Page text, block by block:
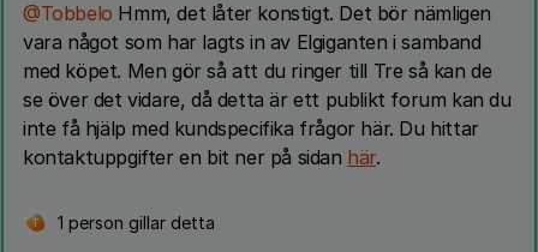
@Tobbelo Hmm, det låter konstigt. Det bör nämligen
vara något som har lagts in av Elgiganten i samband
med köpet. Men gör så att du ringer till Tre så kan de
se över det vidare, då detta är ett publikt forum kan du
inte få hjälp med kundspecifika frågor här. Du hittar
kontaktuppgifter en bit ner på sidan här.
T 1 person gillar detta